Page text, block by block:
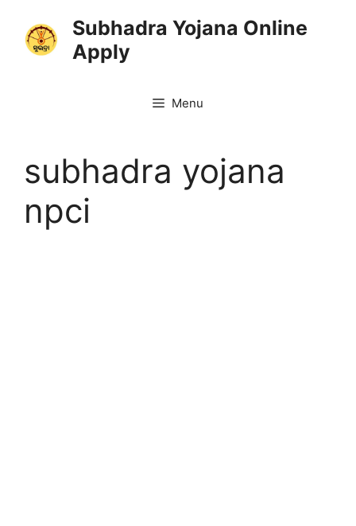
content
Subhadra Yojana Online
Apply
Menu
subhadra yojana
npci